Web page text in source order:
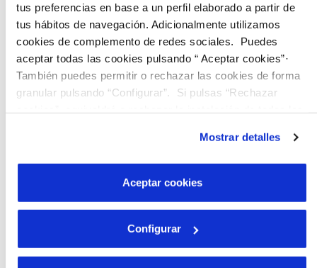
tus preferencias en base a un perfil elaborado a partir de
tus hábitos de navegación. Adicionalmente utilizamos
cookies de complemento de redes sociales. Puedes
aceptar todas las cookies pulsando “ Aceptar cookies”·
También puedes permitir o rechazar las cookies de forma
granular pulsando “Configurar”. Si pulsas “Rechazar
que el sitio web funcione y que por tanto no se pueden
desactivar. Puedes consultar más información en
Política de Cookies
Mostrar detalles
Aceptar cookies
Configurar
KLEPIERRE
Klépierre es la empresa líder del sector de centros
comerciales en Europa. Cuenta con una presencia
destacada y una expansión significativa con más de
100 centros comerciales en 16 países europeos.
Asimismo, Klépierre ha demostrado su compromiso
experiencias comerciales excepcionales a una amplia
Más allá de su responsabilidad como actor relevante
compromiso con la innovación y la sostenibilidad. La
empresa reconoce los desafíos climáticos actuales y se